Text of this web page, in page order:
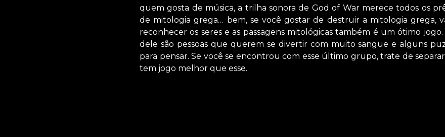
quem gosta de música, a trilha sonora de God of War merece todos os
de mitologia grega… bem, se você gostar de destruir a mitologia grega,
reconhecer os seres e as passagens mitológicas também é um ótimo
dele são pessoas que querem se divertir com muito sangue e alguns
para pensar. Se você se encontrou com esse último grupo, trate de
tem jogo melhor que esse.